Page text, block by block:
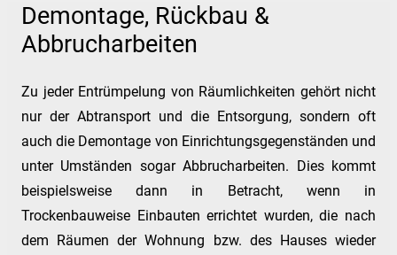
Demontage, Rückbau &
Abbrucharbeiten
Zu jeder Entrümpelung von Räumlichkeiten gehört nicht
nur der Abtransport und die Entsorgung, sondern oft
auch die Demontage von Einrichtungsgegenständen und
unter Umständen sogar Abbrucharbeiten. Dies kommt
beispielsweise dann in Betracht, wenn in
Trockenbauweise Einbauten errichtet wurden, die nach
dem Räumen der Wohnung bzw. des Hauses wieder